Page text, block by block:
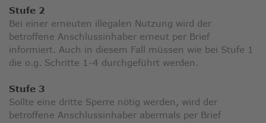
Stufe 2
Bei einer erneuten illegalen Nutzung wird der
betroffene Anschlussinhaber erneut per Brief
informiert. Auch in diesem Fall müssen wie bei Stufe 1
die o.g. Schritte 1-4 durchgeführt werden.
Stufe 3
Sollte eine dritte Sperre nötig werden, wird der
betroffene Anschlussinhaber abermals per Brief